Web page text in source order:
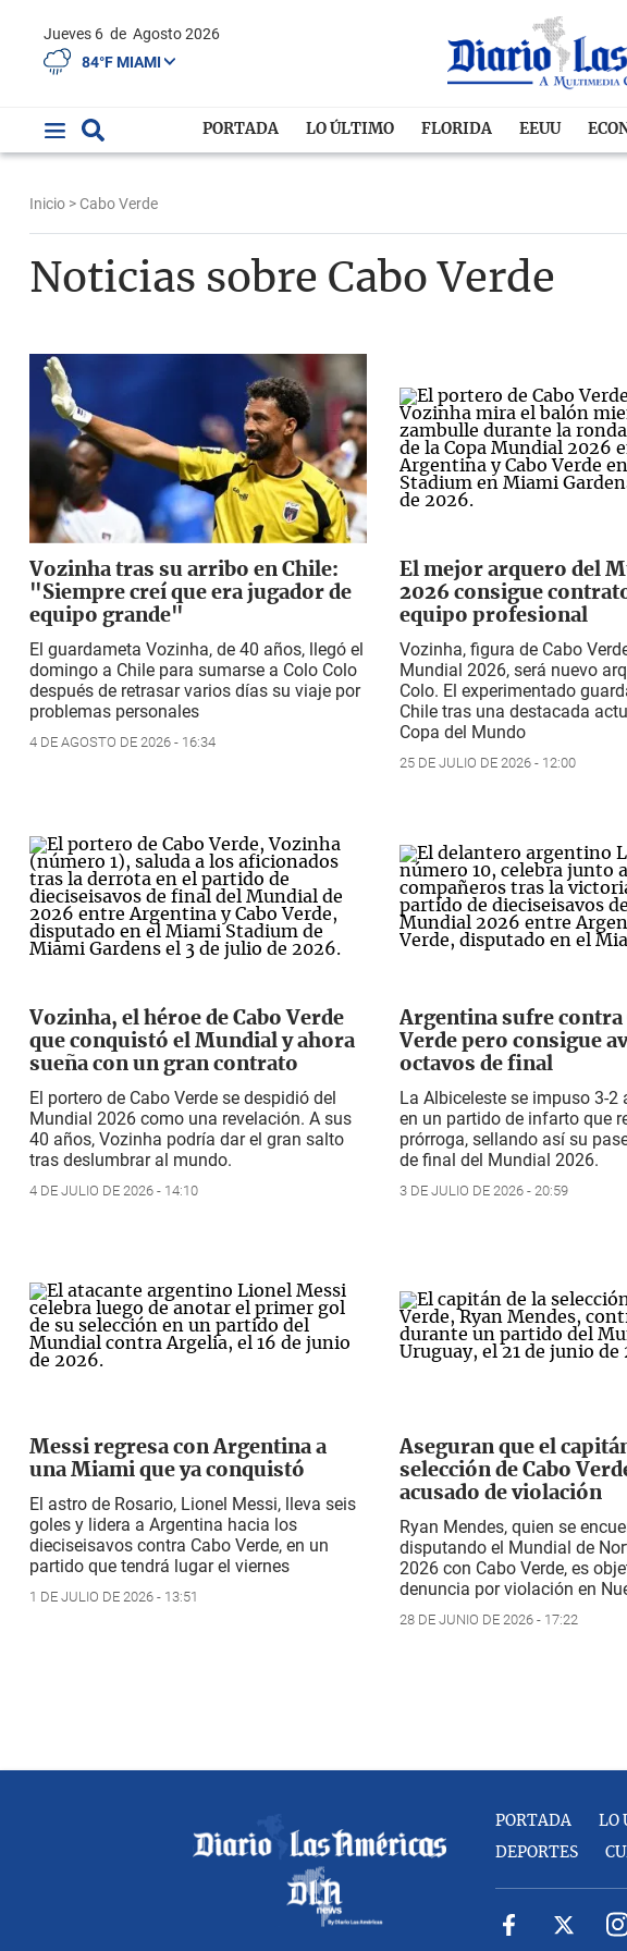
Jueves 6 de Agosto 2026
84°F MIAMI
PORTADA LO ÚLTIMO FLORIDA EEUU
Inicio > Cabo Verde
Noticias sobre Cabo Verde
Vozinha tras su arribo en Chile:
"Siempre creí que era jugador de
equipo grande"
El guardameta Vozinha, de 40 años, llegó el
domingo a Chile para sumarse a Colo Colo
después de retrasar varios días su viaje por
problemas personales
4 DE AGOSTO DE 2026 - 16:34
El mejor arquero del
2026 consigue
equipo profesional
Vozinha, figura de Cabo
Mundial 2026, será nuevo
Colo. El experimentado
Chile tras una destacada
Copa del Mundo
25 DE JULIO DE 2026 - 12:00
Vozinha, el héroe de Cabo Verde
que conquistó el Mundial y ahora
sueña con un gran contrato
El portero de Cabo Verde se despidió del
Mundial 2026 como una revelación. A sus
40 años, Vozinha podría dar el gran salto
tras deslumbrar al mundo.
4 DE JULIO DE 2026 - 14:10
Argentina sufre contra
Verde pero consigue
octavos de final
La Albiceleste se impuso 3-2
en un partido de infarto que
prórroga, sellando así su
de final del Mundial 2026.
3 DE JULIO DE 2026 - 20:59
Messi regresa con Argentina a
una Miami que ya conquistó
El astro de Rosario, Lionel Messi, lleva seis
goles y lidera a Argentina hacia los
dieciseisavos contra Cabo Verde, en un
partido que tendrá lugar el viernes
1 DE JULIO DE 2026 - 13:51
Aseguran que el
selección de Cabo
acusado de violación
Ryan Mendes, quien se
disputando el Mundial de
2026 con Cabo Verde, es
denuncia por violación en
28 DE JUNIO DE 2026 - 17:22
PORTADA
DEPORTES